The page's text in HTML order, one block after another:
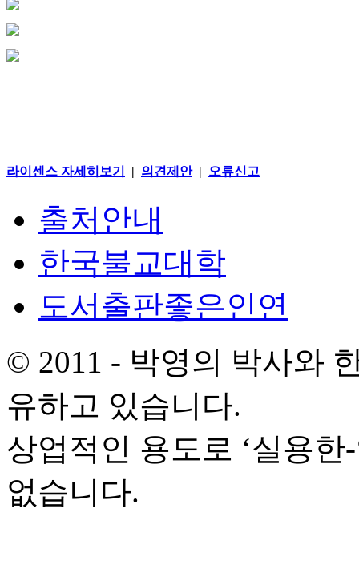
라이센스 자세히보기 | 의견제안| 오류신고
출처안내
한국불교대학
도서출판좋은인연
© 2011 - 박영의 박사와
유하고 있습니다.
상업적인 용도로 ‘실용
없습니다.